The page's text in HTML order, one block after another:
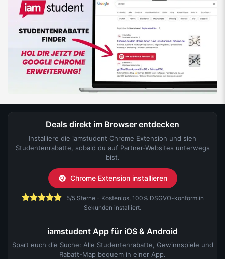
Deals direkt im Browser entdecken
Installiere die iamstudent Chrome Extension und sieh
Studentenrabatte, sobald du auf Partner-Websites unterwegs
bist.
Chrome Extension installieren
5/5 Sterne - Kostenlos, 100% DSGVO-konform in
Sekunden installiert.
iamstudent App für iOS & Android
Spart euch die Suche: Alle Studentenrabatte, Gewinnspiele und
Rabatt-Map bequem in einer App.